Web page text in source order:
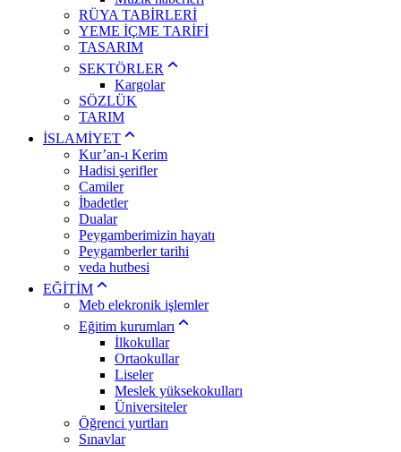
RÜYA TABİRLERİ
YEME İÇME TARİFİ
TASARIM
SEKTÖRLER
Kargolar
SÖZLÜK
TARIM
İSLAMİYET
Kur’an-ı Kerim
Hadisi şerifler
Camiler
İbadetler
Dualar
Peygamberimizin hayatı
Peygamberler tarihi
veda hutbesi
EĞİTİM
Meb elekronik işlemler
Eğitim kurumları
İlkokullar
Ortaokullar
Liseler
Meslek yüksekokulları
Üniversiteler
Öğrenci yurtları
Sınavlar